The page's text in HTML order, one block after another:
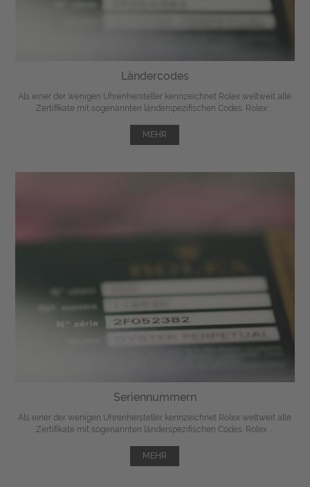
Ländercodes
Als einer der wenigen Uhrenhersteller kennzeichnet Rolex weltweit alle
Zertifikate mit sogenannten länderspezifischen Codes. Rolex ...
MEHR
Seriennummern
Als einer der wenigen Uhrenhersteller kennzeichnet Rolex weltweit alle
Zertifikate mit sogenannten länderspezifischen Codes. Rolex ...
MEHR